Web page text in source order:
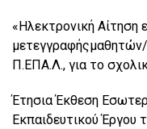
«Ηλεκτρονική Αίτηση
Π.ΕΠΑ.Λ., για το
Έτησια Έκθεση
Εκπαιδευτικού Έργου